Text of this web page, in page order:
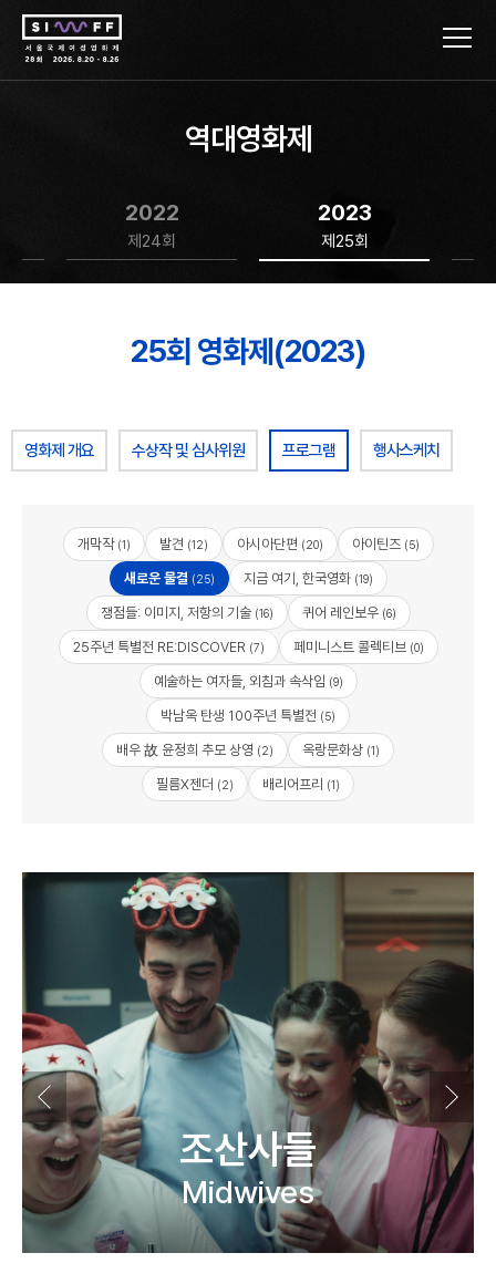
역대영화제
2022
제24회
2023
제25회
25회 영화제(2023)
영화제 개요 수상작 및 심사위원 프로그램 행사스케치
개막작(1) 발견 (12) 아시아단편 (20) 아이틴즈(5)
새로운 물결 (25) 지금 여기, 한국영화(19)
쟁점들: 이미지, 저항의 기술(16) 퀴어 레인보우(6)
25주년 특별전 RE:DISCOVER (7) 페미니스트 콜렉티브(0)
예술하는 여자들, 외침과 속삭임 (9)
박남옥 탄생 100주년 특별전 (5)
배우 故 윤정희 추모 상영 (2) 옥랑문화상 (1)
필름X젠더 (2) 배리어프리 (1)
조산사들
Midwives